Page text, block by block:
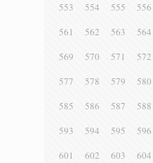
553
554 555 556
561
562 563 564
569
570 571 572
577
578 579 580
585
586 587 588
593
594 595 596
601
602 603 604